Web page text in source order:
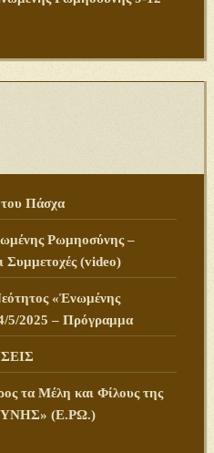
του Πάσχα
Ρωμηοσύνης –
Συμμετοχές (video)
«Ἑνωμένης
5/2025 – Πρόγραμμα
τα Μέλη και Φίλους της
(Ε.ΡΩ.)